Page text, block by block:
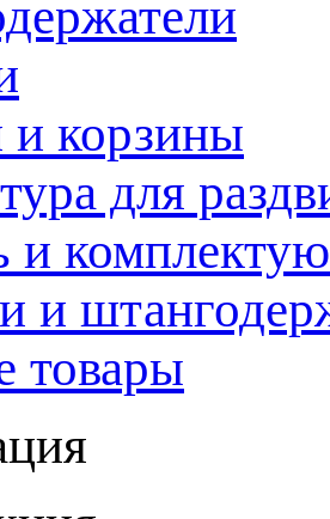
корзины
для
и
и
товары